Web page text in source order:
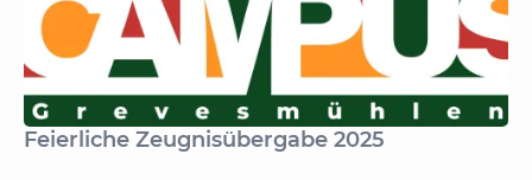
Feierliche Zeugnisübergabe 2025